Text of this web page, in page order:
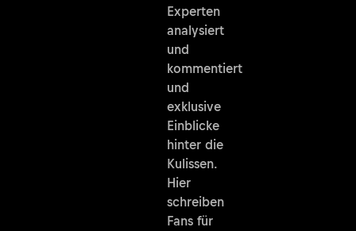
Experten
analysiert
und
kommentiert
und
exklusive
Einblicke
hinter die
Kulissen.
Hier
schreiben
Fans für